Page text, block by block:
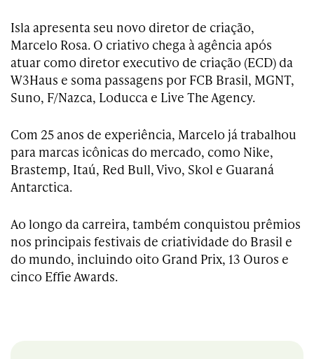
Isla apresenta seu novo diretor de criação,
Marcelo Rosa. O criativo chega à agência após
atuar como diretor executivo de criação (ECD) da
W3Haus e soma passagens por FCB Brasil, MGNT,
Suno, F/Nazca, Loducca e Live The Agency.
Com 25 anos de experiência, Marcelo já trabalhou
para marcas icônicas do mercado, como Nike,
Brastemp, Itaú, Red Bull, Vivo, Skol e Guaraná
Antarctica.
Ao longo da carreira, também conquistou prêmios
nos principais festivais de criatividade do Brasil e
do mundo, incluindo oito Grand Prix, 13 Ouros e
cinco Effie Awards.